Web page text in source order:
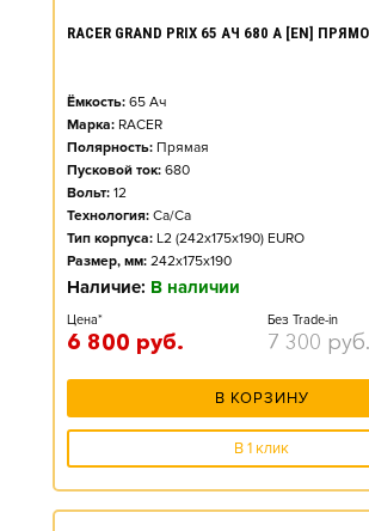
RACER GRAND PRIX 65 АЧ 680 А [EN]
Ёмкость: 65 Ач
Марка: RACER
Полярность: Прямая
Пусковой ток: 680
Вольт: 12
Технология: Ca/Ca
Тип корпуса: L2 (242x175x190) EURO
Размер, мм: 242x175x190
Наличие: В наличии
Цена*
6 800 руб.
Без Trade-in
7 300 руб.
В КОРЗИНУ
В 1 клик